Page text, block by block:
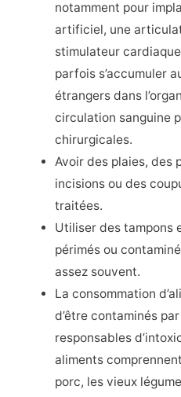
notamment pour
artificiel, une
stimulateur
parfois s’accumuler
étrangers dans
circulation sanguine
chirurgicales.
Avoir des plaies, des
incisions ou des
traitées.
Utiliser des tampons
périmés ou
assez souvent.
La consommation
d’être contaminés
responsables
aliments
porc, les vieux